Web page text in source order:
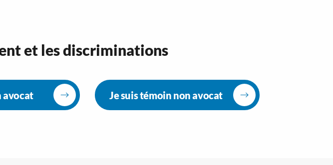
et les discriminations
avocat Je suis témoin non avocat